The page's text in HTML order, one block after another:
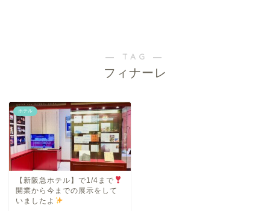
― TAG ―
フィナーレ
ホテル
【新阪急ホテル】で1/4まで
開業から今までの展示をして
いましたよ